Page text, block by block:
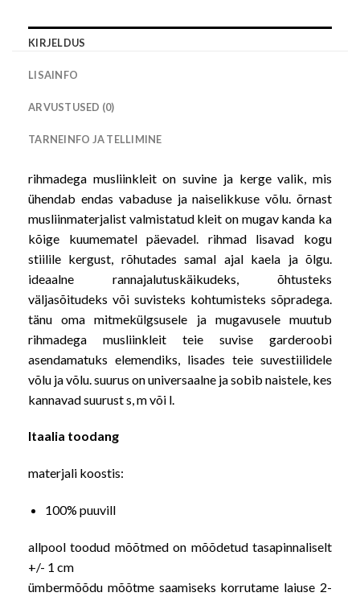
KIRJELDUS
LISAINFO
ARVUSTUSED (0)
TARNEINFO JA TELLIMINE
rihmadega musliinkleit on suvine ja kerge valik, mis
ühendab endas vabaduse ja naiselikkuse võlu. õrnast
musliinmaterjalist valmistatud kleit on mugav kanda ka
kõige kuumematel päevadel. rihmad lisavad kogu
stiilile kergust, rõhutades samal ajal kaela ja õlgu.
ideaalne rannajalutuskäikudeks, õhtusteks
väljasõitudeks või suvisteks kohtumisteks sõpradega.
tänu oma mitmekülgsusele ja mugavusele muutub
rihmadega musliinkleit teie suvise garderoobi
asendamatuks elemendiks, lisades teie suvestiilidele
võlu ja võlu. suurus on universaalne ja sobib naistele, kes
kannavad suurust s, m või l.
Itaalia toodang
materjali koostis:
100% puuvill
allpool toodud mõõtmed on mõõdetud tasapinnaliselt
+/- 1 cm
ümbermõõdu mõõtme saamiseks korrutame laiuse 2-